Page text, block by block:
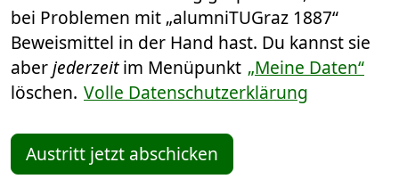
bei Problemen mit „alumniTUGraz 1887“
Beweismittel in der Hand hast. Du kannst sie
aberjederzeitim Menüpunkt „Meine Daten“
löschen. Volle Datenschutzerklärung
Austritt jetzt abschicken